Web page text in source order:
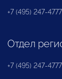
+7 (495) 247-4777
Отдел
+7 (495) 247-